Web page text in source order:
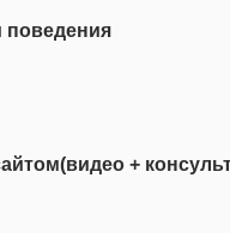
поведения
+